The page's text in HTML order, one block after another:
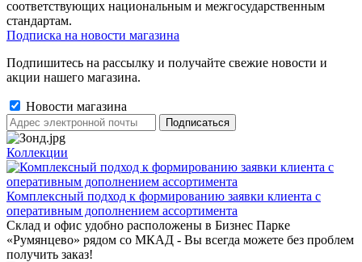
соответствующих национальным и межгосударственным
стандартам.
Подписка на новости магазина
Подпишитесь на рассылку и получайте свежие новости и
акции нашего магазина.
Новости магазина
Коллекции
Комплексный подход к формированию заявки клиента с
оперативным дополнением ассортимента
Склад и офис удобно расположены в Бизнес Парке
«Румянцево» рядом со МКАД - Вы всегда можете без проблем
получить заказ!